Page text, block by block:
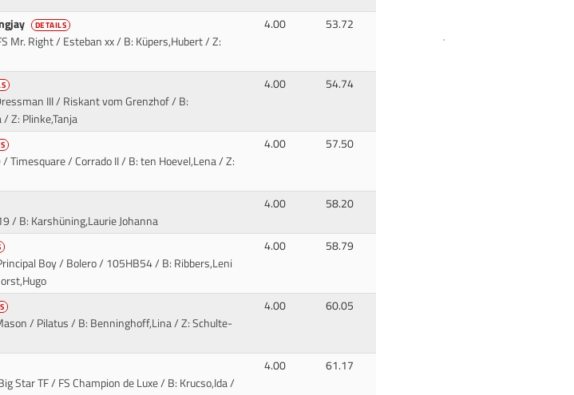
DETAILS
Mr. Right / Esteban xx/ B: Küpers,Hubert / Z:
4.00 53.72
III / Riskant vom Grenzhof/ B:
Z: Plinke,Tanja
4.00 54.74
Timesquare / Corrado II/ B: ten Hoevel,Lena / Z:
4.00 57.50
/ B: Karshüning,Laurie Johanna
4.00 58.20
Boy / Bolero/ 105HB54 / B: Ribbers,Leni
4.00 58.79
/ Pilatus/ B: Benninghoff,Lina / Z: Schulte-
4.00 60.05
Star TF / FS Champion de Luxe/ B: Krucso,Ida /
4.00 61.17